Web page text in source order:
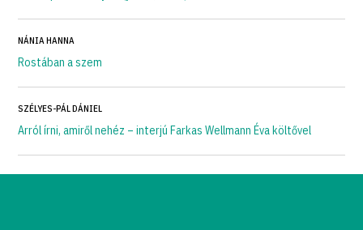
NÁNIA HANNA
Rostában a szem
SZÉLYES-PÁL DÁNIEL
Arról írni, amiről nehéz – interjú Farkas Wellmann Éva költővel